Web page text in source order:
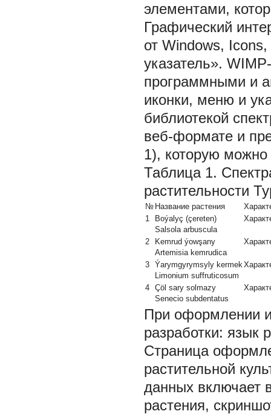
элементами,
Графический
от Windows,
указатель».
программными и
иконки, меню и
библиотекой
веб-формате и
1), которую
Таблица 1.
растительности
№ Название растения
1
Boýalyç (çereten)
Salsola arbuscula
2
Kemrud ýowşany
Artemisia kemrudica
3 Ýarymgyrymsyly kermek
Limonium suffruticosum
4 Çöl sary solmazy
Senecio subdentatus
При оформлении
разработки: язык
Страница
растительной
данных включает
растения,